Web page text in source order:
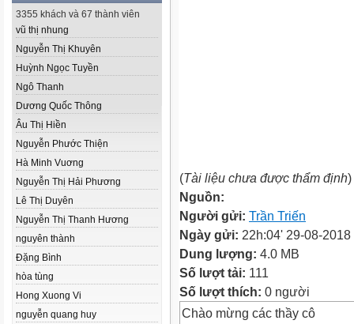
3355 khách và 67 thành viên
vũ thị nhung
Nguyễn Thị Khuyên
Huỳnh Ngọc Tuyền
Ngô Thanh
Dương Quốc Thông
Âu Thị Hiền
Nguyễn Phước Thiện
Hà Minh Vuơng
Nguyễn Thị Hải Phương
Lê Thị Duyên
Nguyễn Thị Thanh Hương
nguyên thành
Đặng Bình
hòa tùng
Hong Xuong Vi
nguyễn quang huy
(Tài liệu chưa được thẩm định)
Nguồn:
Người gửi: Trần Triến
Ngày gửi: 22h:04' 29-08-2018
Dung lượng: 4.0 MB
Số lượt tải: 111
Số lượt thích: 0 người
Chào mừng các thầy cô